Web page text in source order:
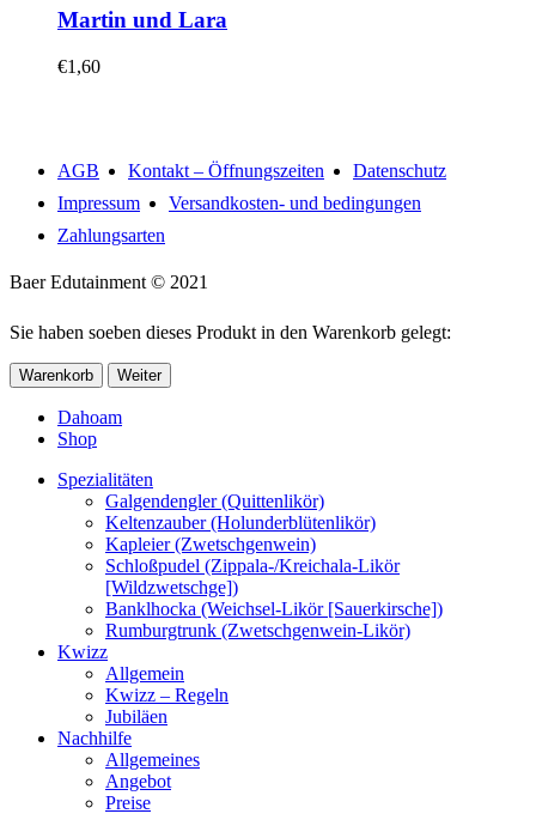
Martin und Lara
€1,60
AGB Kontakt – Öffnungszeiten
Datenschutz
Impressum
Versandkosten- und bedingungen
Zahlungsarten
Baer Edutainment © 2021
Sie haben soeben dieses Produkt in den Warenkorb gelegt:
Warenkorb Weiter
Dahoam
Shop
Spezialitäten
Galgendengler (Quittenlikör)
Keltenzauber (Holunderblütenlikör)
Kapleier (Zwetschgenwein)
Schloßpudel (Zippala-/Kreichala-Likör
[Wildzwetschge])
Banklhocka (Weichsel-Likör [Sauerkirsche])
Rumburgtrunk (Zwetschgenwein-Likör)
Kwizz
Allgemein
Kwizz – Regeln
Jubiläen
Nachhilfe
Allgemeines
Angebot
Preise